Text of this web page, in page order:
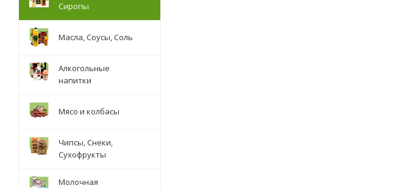
Сиропы
Масла, Соусы, Соль
Алкогольные
напитки
Мясо и колбасы
Чипсы, Снеки,
Сухофрукты
Молочная